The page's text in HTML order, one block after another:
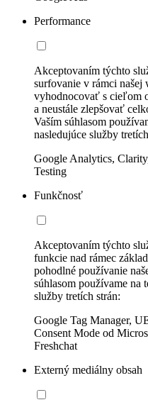
Performance
Akceptovaním týchto
surfovanie v rámci našej
vyhodnocovať s cieľom
a neustále zlepšovať
Vaším súhlasom
nasledujúce služby
Google Analytics,
Testing
Funkčnosť
Akceptovaním týchto
funkcie nad rámec
pohodlné používanie
súhlasom používame na
služby tretích strán:
Google Tag Manager,
Consent Mode od
Freshchat
Externý mediálny obsah